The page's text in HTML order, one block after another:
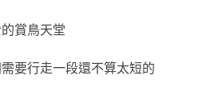
賞鳥天堂
要行走一段還不算太短的